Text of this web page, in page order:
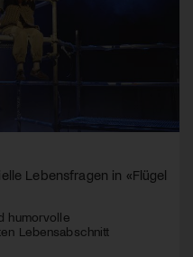
Lebensfragen in «Flügel
humorvolle
Lebensabschnitt